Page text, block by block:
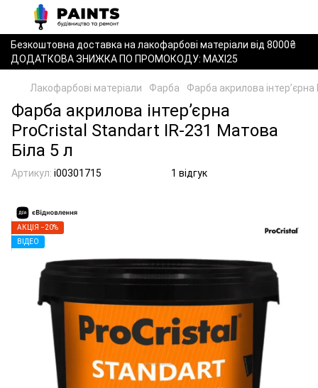
Безкоштовна доставка на лакофарбові матеріали від 8000₴
ДОДАТКОВА ЗНИЖКА ПО ПРОМОКОДУ: MAXI25
Лакофарбові матеріали Фарба Фарба акрилова
Фарба акрилова інтер’єрна
ProCristal Standart IR-231 Матова
Біла 5 л
Артикул: i00301715 1 відгук
АКЦІЯ −20%
ВІДЕО